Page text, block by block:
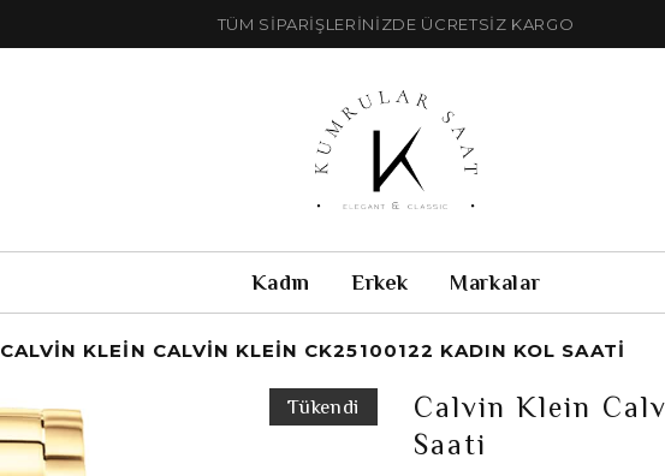
TÜM SİPARİŞLERİNİZDE ÜCRETSİZ KARGO
Kadın Erkek Markalar
CALVIN KLEIN CALVIN KLEIN CK25100122 KADIN KOL SAATI
Tükendi
Calvin Klein
Saati